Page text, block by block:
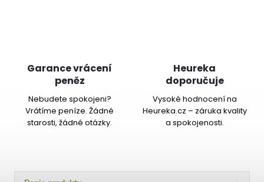
Garance vrácení
peněz
Nebudete spokojeni?
Vrátíme peníze. Žádné
starosti, žádné otázky.
Heureka
doporučuje
Vysoké hodnocení na
Heureka.cz – záruka kvality
a spokojenosti.